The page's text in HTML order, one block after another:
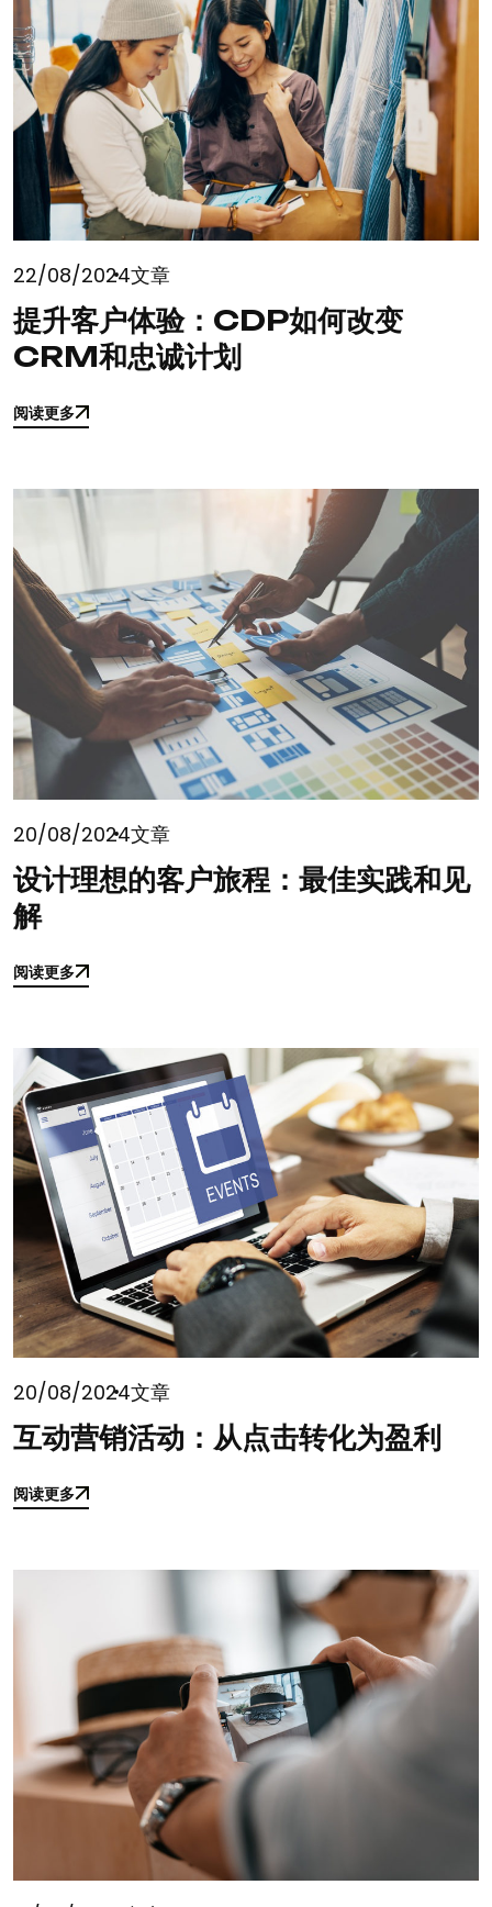
22/08/2024文章
提升客户体验：CDP如何改变
CRM和忠诚计划
阅读更多
阅读更多
20/08/2024文章
设计理想的客户旅程：最佳实践和见
解
阅读更多
阅读更多
20/08/2024文章
互动营销活动：从点击转化为盈利
阅读更多
阅读更多